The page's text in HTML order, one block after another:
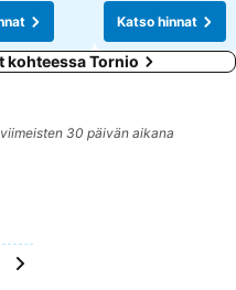
Katso hinnat
kohteessa Tornio
30 päivän aikana